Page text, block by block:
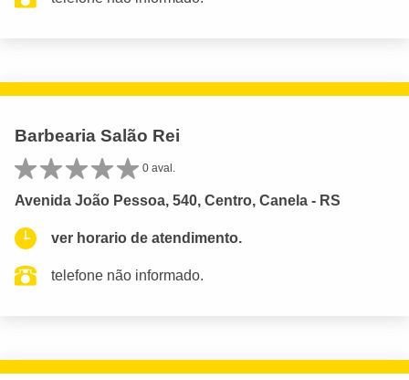
Barbearia Salão Rei
0 aval.
Avenida João Pessoa, 540, Centro, Canela - RS
ver horario de atendimento.
telefone não informado.